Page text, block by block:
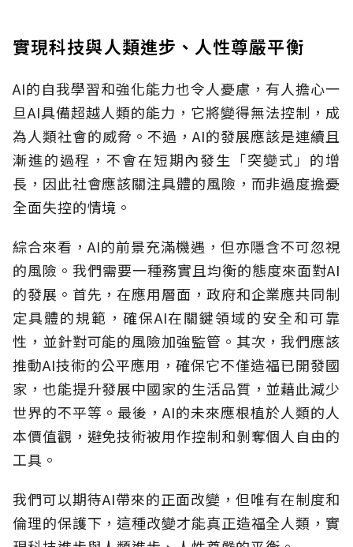
實現科技與人類進步、人性尊嚴平衡
AI的自我學習和強化能力也令人憂慮，有人擔心一
旦AI具備超越人類的能力，它將變得無法控制，成
為人類社會的威脅。不過，AI的發展應該是連續且
漸進的過程，不會在短期內發生「突變式」的增
長，因此社會應該關注具體的風險，而非過度擔憂
全面失控的情境。
綜合來看，AI的前景充滿機遇，但亦隱含不可忽視
的風險。我們需要一種務實且均衡的態度來面對AI
的發展。首先，在應用層面，政府和企業應共同制
定具體的規範，確保AI在關鍵領域的安全和可靠
性，並針對可能的風險加強監管。其次，我們應該
推動AI技術的公平應用，確保它不僅造福已開發國
家，也能提升發展中國家的生活品質，並藉此減少
世界的不平等。最後，AI的未來應根植於人類的人
本價值觀，避免技術被用作控制和剝奪個人自由的
工具。
我們可以期待AI帶來的正面改變，但唯有在制度和
倫理的保護下，這種改變才能真正造福全人類，實